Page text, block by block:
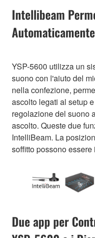
Intellibeam
YSP-5600 utilizza un
suono con l'aiuto del
nella confezione,
ascolto legati al setup
regolazione del suono
ascolto. Queste due
IntelliBeam. La
soffitto possono
Due app per